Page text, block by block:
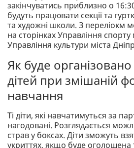
закінчуватись приблизно о
будуть працювати секції та
та художні школи. З переліокм
на сторінках Управління спорту
Управління культури міста
Як буде
дітей при змішаній
навчання
Ті діти, які навчатимуться за
нагодовані. Розглядається
страв у боксах. Діти зможуть
укриттях, якщо буде оголошена